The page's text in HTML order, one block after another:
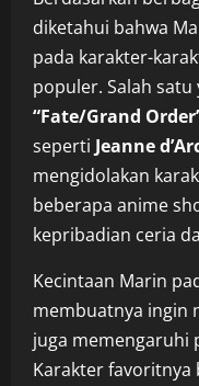
diketahui bahwa
pada karakter-
populer. Salah
“Fate/Grand
seperti Jeanne
mengidolakan
beberapa anime
kepribadian ceria
Kecintaan Marin
membuatnya ingin
juga memengaruhi
Karakter favoritnya